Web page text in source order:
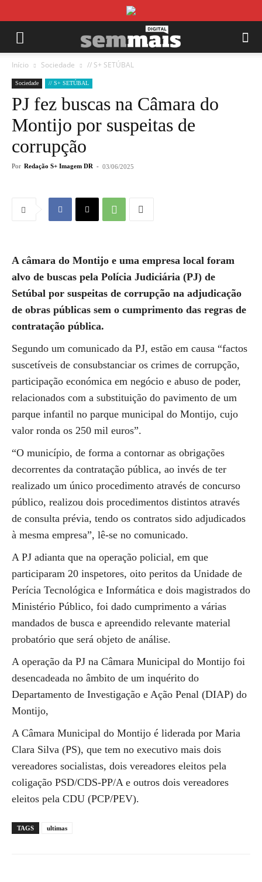
Início Sociedade // S+ SETÚBAL
Sociedade // S+ SETÚBAL
PJ fez buscas na Câmara do
Montijo por suspeitas de
corrupção
Por Redação S+ Imagem DR - 03/06/2025
A câmara do Montijo e uma empresa local foram
alvo de buscas pela Polícia Judiciária (PJ) de
Setúbal por suspeitas de corrupção na adjudicação
de obras públicas sem o cumprimento das regras de
contratação pública.
Segundo um comunicado da PJ, estão em causa “factos
suscetíveis de consubstanciar os crimes de corrupção,
participação económica em negócio e abuso de poder,
relacionados com a substituição do pavimento de um
parque infantil no parque municipal do Montijo, cujo
valor ronda os 250 mil euros”.
“O município, de forma a contornar as obrigações
decorrentes da contratação pública, ao invés de ter
realizado um único procedimento através de concurso
público, realizou dois procedimentos distintos através
de consulta prévia, tendo os contratos sido adjudicados
à mesma empresa”, lê-se no comunicado.
A PJ adianta que na operação policial, em que
participaram 20 inspetores, oito peritos da Unidade de
Perícia Tecnológica e Informática e dois magistrados do
Ministério Público, foi dado cumprimento a várias
mandados de busca e apreendido relevante material
probatório que será objeto de análise.
A operação da PJ na Câmara Municipal do Montijo foi
desencadeada no âmbito de um inquérito do
Departamento de Investigação e Ação Penal (DIAP) do
Montijo,
A Câmara Municipal do Montijo é liderada por Maria
Clara Silva (PS), que tem no executivo mais dois
vereadores socialistas, dois vereadores eleitos pela
coligação PSD/CDS-PP/A e outros dois vereadores
eleitos pela CDU (PCP/PEV).
TAGS ultimas